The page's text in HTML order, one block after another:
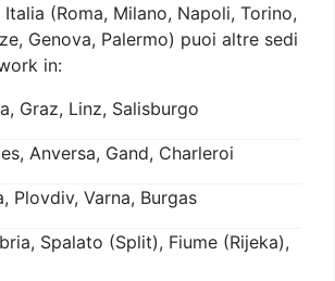
(Roma, Milano, Napoli, Torino,
Genova, Palermo) puoi altre sedi
in:
Graz, Linz, Salisburgo
Anversa, Gand, Charleroi
Plovdiv, Varna, Burgas
Spalato (Split), Fiume (Rijeka),